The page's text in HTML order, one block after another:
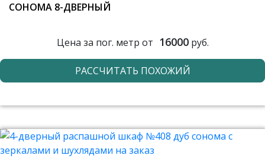
СОНОМА 8-ДВЕРНЫЙ
Цена за пог. метр от 16000руб.
РАССЧИТАТЬ ПОХОЖИЙ